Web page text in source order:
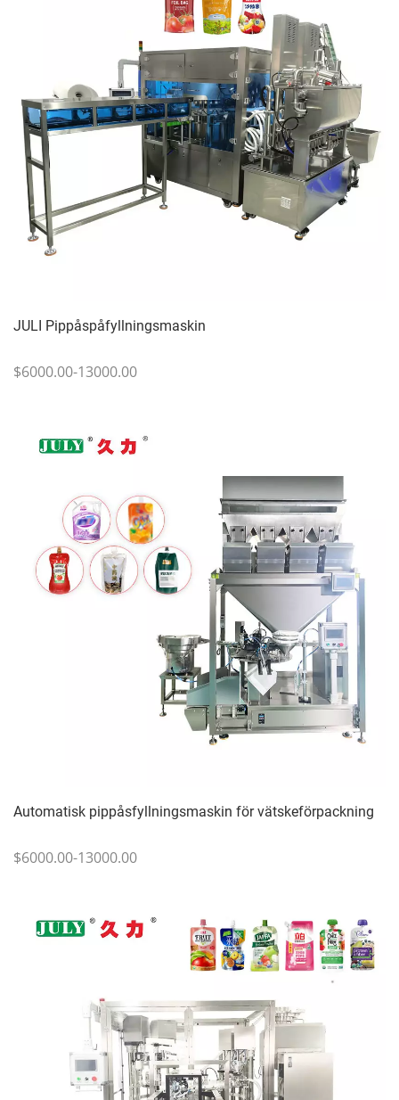
JULI Pippåspåfyllningsmaskin
$6000.00-13000.00
Automatisk pippåsfyllningsmaskin för vätskeförpackning
$6000.00-13000.00